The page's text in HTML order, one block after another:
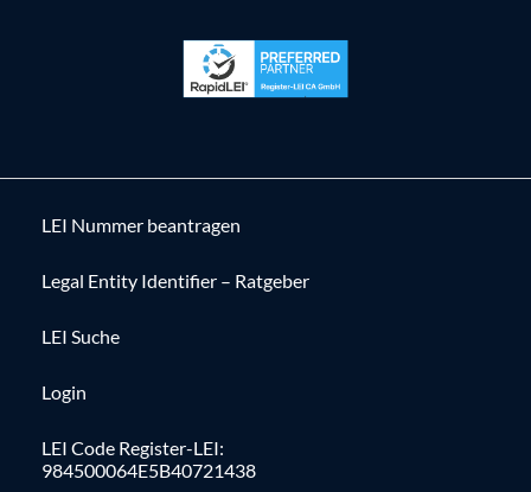
LEI Nummer beantragen
Legal Entity Identifier – Ratgeber
LEI Suche
Login
LEI Code Register-LEI:
984500064E5B40721438